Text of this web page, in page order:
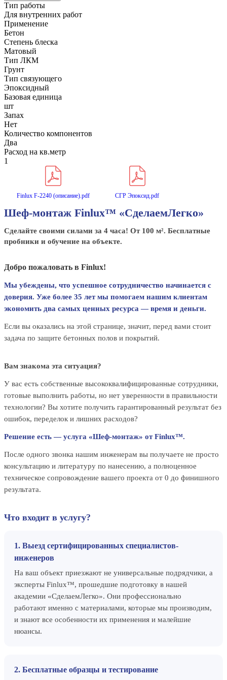
Тип работы
Для внутренних работ
Применение
Бетон
Степень блеска
Матовый
Тип ЛКМ
Грунт
Тип связующего
Эпоксидный
Базовая единица
шт
Запах
Нет
Количество компонентов
Два
Расход на кв.метр
1
Finlux F-2240 (описание).pdf СГР Эпоксид.pdf
Шеф-монтаж Finlux™ «СделаемЛегко»
Сделайте своими силами за 4 часа! От 100 м². Бесплатные
пробники и обучение на объекте.
Добро пожаловать в Finlux!
Мы убеждены, что успешное сотрудничество начинается с
доверия. Уже более 35 лет мы помогаем нашим клиентам
экономить два самых ценных ресурса — время и деньги.
Если вы оказались на этой странице, значит, перед вами стоит
задача по защите бетонных полов и покрытий.
Вам знакома эта ситуация?
У вас есть собственные высококвалифицированные сотрудники,
готовые выполнить работы, но нет уверенности в правильности
технологии? Вы хотите получить гарантированный результат без
ошибок, переделок и лишних расходов?
Решение есть — услуга «Шеф-монтаж» от Finlux™.
После одного звонка нашим инженерам вы получаете не просто
консультацию и литературу по нанесению, а полноценное
техническое сопровождение вашего проекта от 0 до финишного
результата.
Что входит в услугу?
1. Выезд сертифицированных специалистов-
инженеров
На ваш объект приезжают не универсальные подрядчики, а
эксперты Finlux™, прошедшие подготовку в нашей
академии «СделаемЛегко». Они профессионально
работают именно с материалами, которые мы производим,
и знают все особенности их применения и малейшие
нюансы.
2. Бесплатные образцы и тестирование